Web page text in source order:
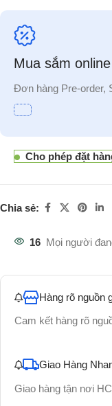
Mua sắm
Đơn hàng Pre-order,
Cho phép đặt
Chia sẻ:
16 Mọi người
Hàng rõ nguồn
Cam kết hàng rõ
Giao Hàng
Giao hàng tận nơi